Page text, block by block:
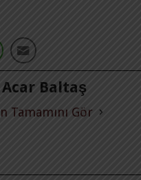
Baltaş
Tamamını Gör